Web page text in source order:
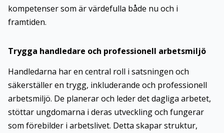
kompetenser som är värdefulla både nu och i
framtiden.
Trygga handledare och professionell arbetsmiljö
Handledarna har en central roll i satsningen och
säkerställer en trygg, inkluderande och professionell
arbetsmiljö. De planerar och leder det dagliga arbetet,
stöttar ungdomarna i deras utveckling och fungerar
som förebilder i arbetslivet. Detta skapar struktur,